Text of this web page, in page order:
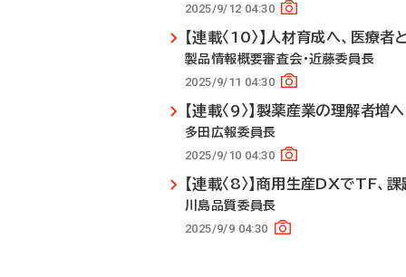
2025/9/12 04:30
【連載〈10〉】人材育成へ、医療
製品情報概要審査会・近藤委員長
2025/9/11 04:30
【連載〈9〉】製薬産業の理解者増
多田広報委員長
2025/9/10 04:30
【連載〈8〉】商用生産DXでTF、
川島品質委員長
2025/9/9 04:30